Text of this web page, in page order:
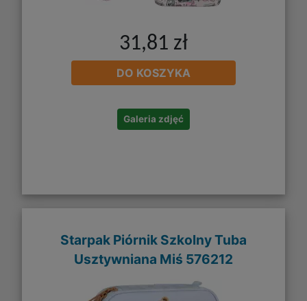
31,81 zł
DO KOSZYKA
Galeria zdjęć
Starpak Piórnik Szkolny Tuba
Usztywniana Miś 576212